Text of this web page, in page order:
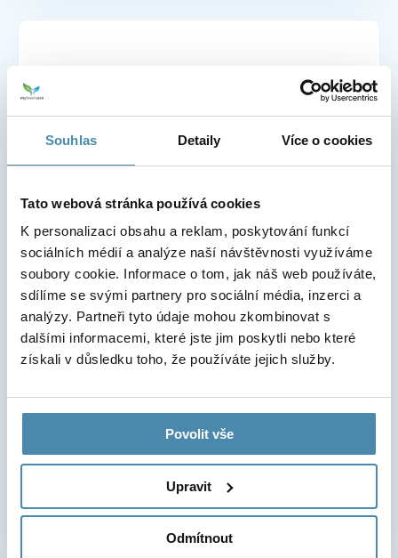
Souhlas Detaily Více o cookies
Tato webová stránka používá cookies
K personalizaci obsahu a reklam, poskytování funkcí
sociálních médií a analýze naší návštěvnosti využíváme
soubory cookie. Informace o tom, jak náš web používáte,
sdílíme se svými partnery pro sociální média, inzerci a
analýzy. Partneři tyto údaje mohou zkombinovat s
dalšími informacemi, které jste jim poskytli nebo které
získali v důsledku toho, že používáte jejich služby.
Povolit vše
Upravit
Odmítnout
Telefonní číslo
S čím Vám můžeme poradit?
Nemusíte se bát, telefon ani email nepoužijeme k
jiným účelům, než ke kontaktu.